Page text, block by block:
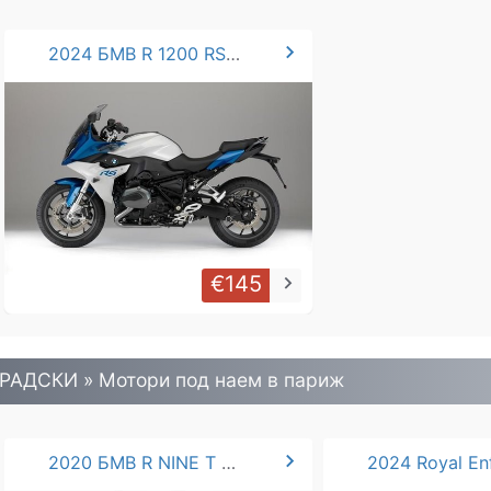
2024 БМВ R 1200 RS / 1250 RS chevron_right
€145 keyboard_arrow_right
» Mотори под наем в париж
2020 БМВ R NINE T CS chevron_right